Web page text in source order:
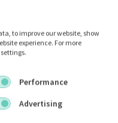
to improve our website, show
experience. For more
Performance
Advertising